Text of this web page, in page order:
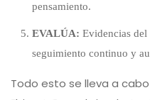
pensamiento.
EVALÚA: Evidencias del
seguimiento continuo y
Todo esto se lleva a